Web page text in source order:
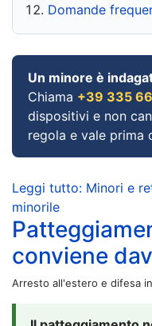
Domande
Un minore è
Chiama +39 335
dispositivi e non
regola e vale prima
Leggi tutto: Minori e
minorile
conviene
Arresto all'estero e difesa